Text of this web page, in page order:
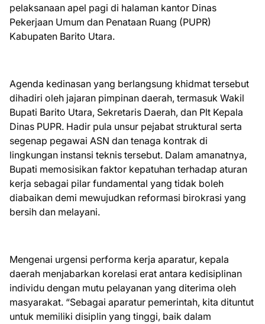
pelaksanaan apel pagi di halaman kantor Dinas
Pekerjaan Umum dan Penataan Ruang (PUPR)
Kabupaten Barito Utara.
Agenda kedinasan yang berlangsung khidmat tersebut
dihadiri oleh jajaran pimpinan daerah, termasuk Wakil
Bupati Barito Utara, Sekretaris Daerah, dan Plt Kepala
Dinas PUPR. Hadir pula unsur pejabat struktural serta
segenap pegawai ASN dan tenaga kontrak di
lingkungan instansi teknis tersebut. Dalam amanatnya,
Bupati memosisikan faktor kepatuhan terhadap aturan
kerja sebagai pilar fundamental yang tidak boleh
diabaikan demi mewujudkan reformasi birokrasi yang
bersih dan melayani.
Mengenai urgensi performa kerja aparatur, kepala
daerah menjabarkan korelasi erat antara kedisiplinan
individu dengan mutu pelayanan yang diterima oleh
masyarakat. “Sebagai aparatur pemerintah, kita dituntut
untuk memiliki disiplin yang tinggi, baik dalam